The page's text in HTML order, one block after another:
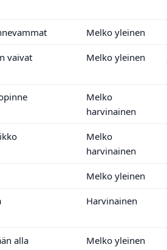
Melko yleinen
vaivat Melko yleinen
Melko
harvinainen
Melko
harvinainen
Melko yleinen
Harvinainen
alla Melko yleinen